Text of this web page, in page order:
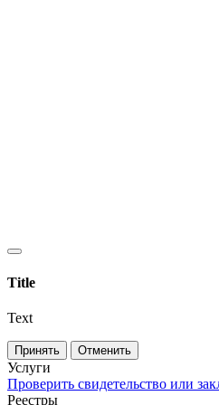
Title
Text
Принять Отменить
Услуги
Проверить свидетельство или
Реестры